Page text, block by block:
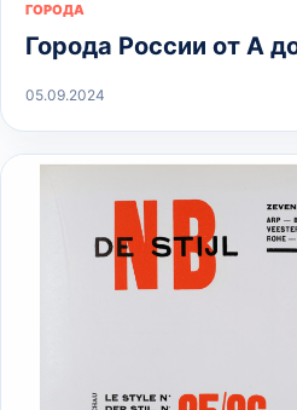
ГОРОДА
Города России от А
05.09.2024